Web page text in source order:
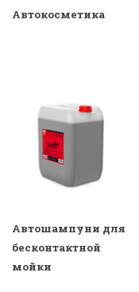
Автокосметика
Автошампуни для
бесконтактной
мойки